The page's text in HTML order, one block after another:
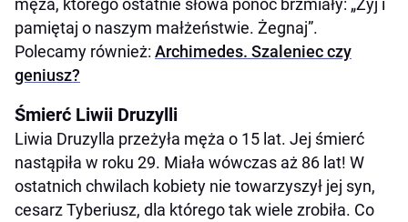
pamiętaj o naszym małżeństwie. Żegnaj”.
Polecamy również: Archimedes. Szaleniec czy
geniusz?
Śmierć Liwii Druzylli
Liwia Druzylla przeżyła męża o 15 lat. Jej śmierć
nastąpiła w roku 29. Miała wówczas aż 86 lat! W
ostatnich chwilach kobiety nie towarzyszył jej syn,
cesarz Tyberiusz, dla którego tak wiele zrobiła. Co